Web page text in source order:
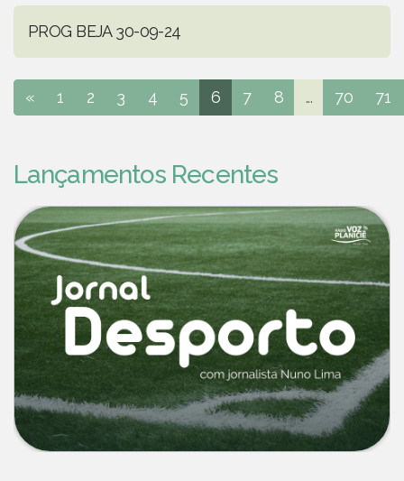
PROG BEJA 30-09-24
« 1 2 3 4 5 6 7 8 ... 70 71
Lançamentos Recentes